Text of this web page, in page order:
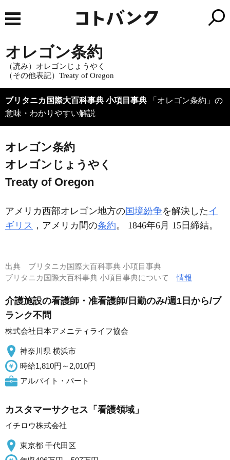
オレゴン条約
（読み）オレゴンじょうやく
（その他表記）Treaty of Oregon
ブリタニカ国際大百科事典 小項目事典 「オレゴン条約」の
意味・わかりやすい解説
オレゴン条約
オレゴンじょうやく
Treaty of Oregon
アメリカ西部オレゴン地方の国境紛争を解決した イ
ギリス ，アメリカ間の条約。 1846年6月 15日締結。
出典 ブリタニカ国際大百科事典 小項目事典
ブリタニカ国際大百科事典 小項目事典について情報
介護施設の看護師・准看護師/日勤のみ/週1日から/ブ
ランク不問
株式会社日本アメニティライフ協会
神奈川県 横浜市
時給1,810円～2,010円
アルバイト・パート
カスタマーサクセス「看護領域」
イチロウ株式会社
東京都 千代田区